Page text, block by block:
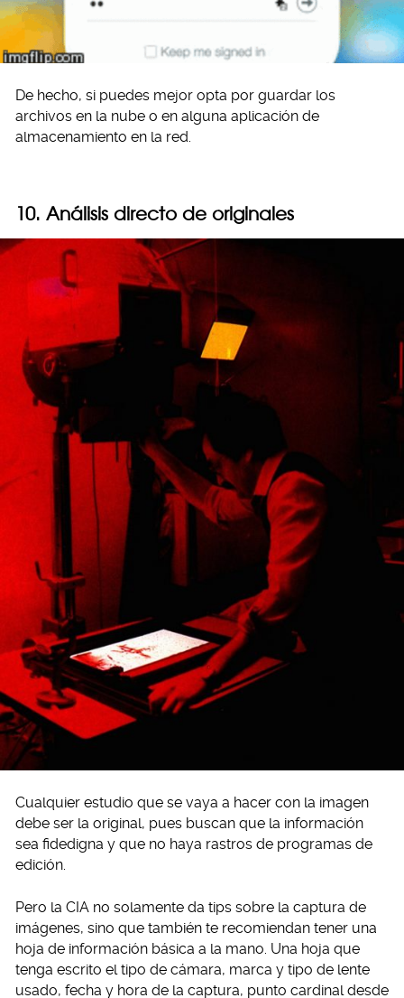
De hecho, si puedes mejor opta por guardar los
archivos en la nube o en alguna aplicación de
almacenamiento en la red.
10. Análisis directo de originales
Cualquier estudio que se vaya a hacer con la imagen
debe ser la original, pues buscan que la información
sea fidedigna y que no haya rastros de programas de
edición.
Pero la CIA no solamente da tips sobre la captura de
imágenes, sino que también te recomiendan tener una
hoja de información básica a la mano. Una hoja que
tenga escrito el tipo de cámara, marca y tipo de lente
usado, fecha y hora de la captura, punto cardinal desde